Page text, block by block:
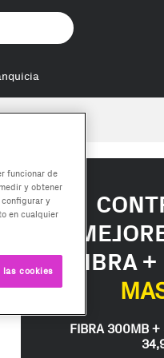
FIBRA
FIBRA 300MB +
funcionar de
y obtener
y
en cualquier
cookies